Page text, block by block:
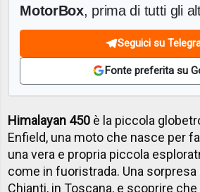
MotorBox, prima di tutti gli
Seguici su
Fonte preferita su
Himalayan 450 è la piccola
Enfield, una moto che nasce per
una vera e propria piccola
come in fuoristrada. Una sorpresa
Chianti, in Toscana, e scoprire che